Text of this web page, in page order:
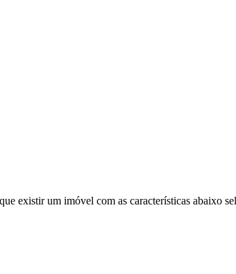
existir um imóvel com as características abaixo